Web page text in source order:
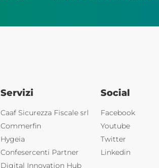
Servizi
Caaf Sicurezza Fiscale srl
Commerfin
Hygeia
Confesercenti Partner
Digital Innovation Hub
Social
Facebook
Youtube
Twitter
Linkedin